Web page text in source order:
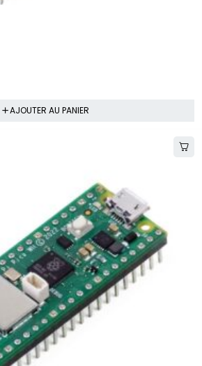
AJOUTER AU PANIER